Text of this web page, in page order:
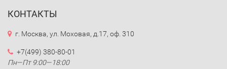
КОНТАКТЫ
г. Москва, ул. Моховая, д.17, оф. 310
+7(499) 380-80-01
Пн—Пт 9:00—18:00